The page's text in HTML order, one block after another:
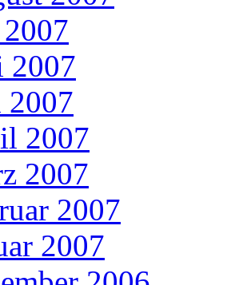
2007
2007
2007
2007
2007
2007